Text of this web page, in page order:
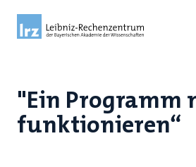
"Ein Programm
funktionieren“